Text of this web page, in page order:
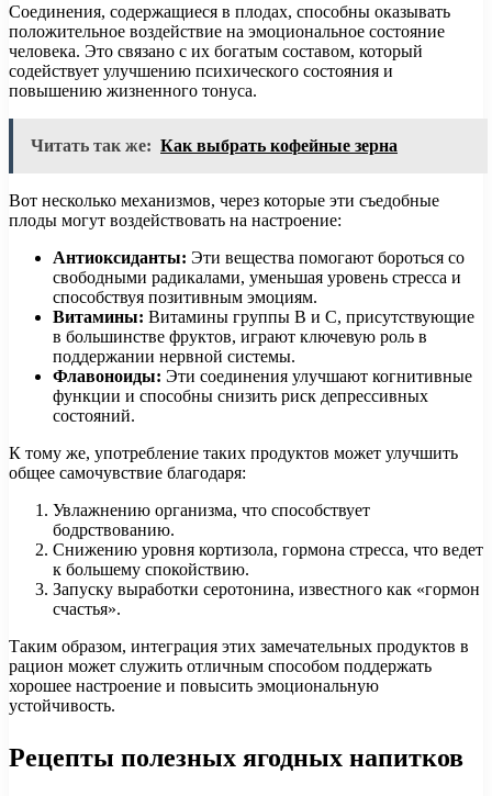
Соединения, содержащиеся в плодах, способны оказывать
положительное воздействие на эмоциональное состояние
человека. Это связано с их богатым составом, который
содействует улучшению психического состояния и
повышению жизненного тонуса.
Читать так же: Как выбрать кофейные зерна
Вот несколько механизмов, через которые эти съедобные
плоды могут воздействовать на настроение:
Антиоксиданты: Эти вещества помогают бороться со
свободными радикалами, уменьшая уровень стресса и
способствуя позитивным эмоциям.
Витамины: Витамины группы B и C, присутствующие
в большинстве фруктов, играют ключевую роль в
поддержании нервной системы.
Флавоноиды: Эти соединения улучшают когнитивные
функции и способны снизить риск депрессивных
состояний.
К тому же, употребление таких продуктов может улучшить
общее самочувствие благодаря:
Увлажнению организма, что способствует
бодрствованию.
Снижению уровня кортизола, гормона стресса, что ведет
к большему спокойствию.
Запуску выработки серотонина, известного как «гормон
счастья».
Таким образом, интеграция этих замечательных продуктов в
рацион может служить отличным способом поддержать
хорошее настроение и повысить эмоциональную
устойчивость.
Рецепты полезных ягодных напитков